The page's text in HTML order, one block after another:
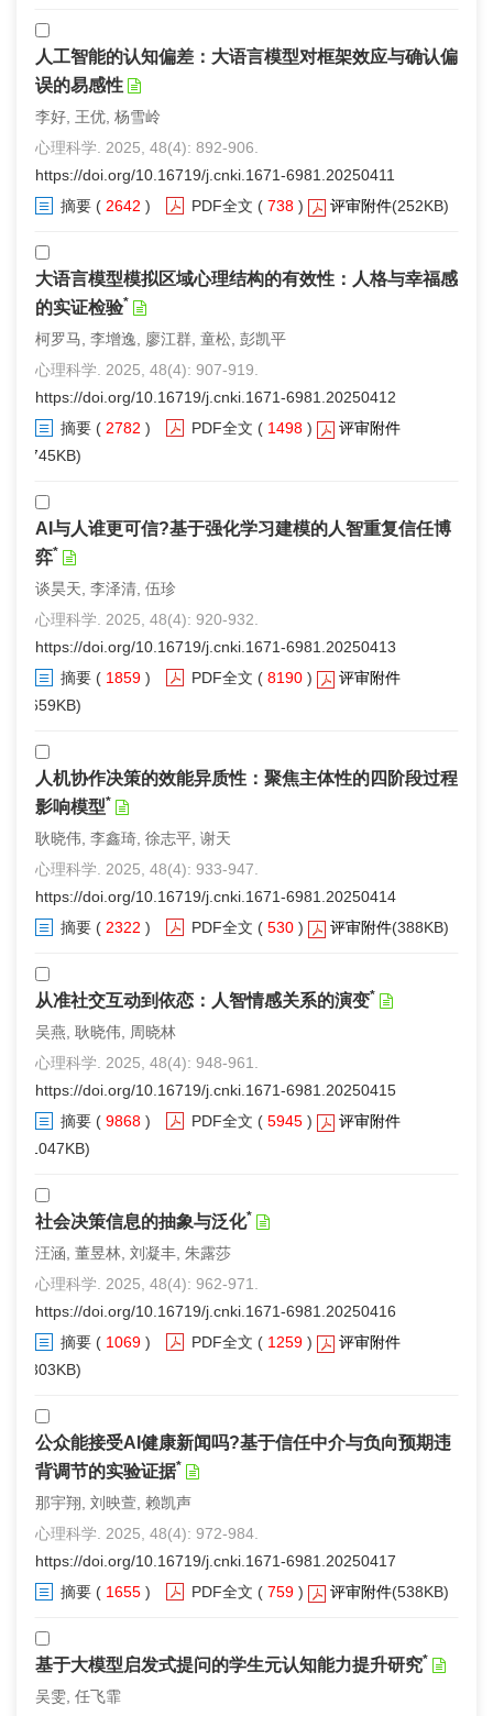
人工智能的认知偏差：大语言模型对框架效应与确认偏
误的易感性
李好, 王优, 杨雪岭
心理科学. 2025, 48(4): 892-906.
https://doi.org/10.16719/j.cnki.1671-6981.20250411
摘要 ( 2642 ) PDF全文 ( 738 ) 评审附件(252KB)
大语言模型模拟区域心理结构的有效性：人格与幸福感
的实证检验*
柯罗马, 李增逸, 廖江群, 童松, 彭凯平
心理科学. 2025, 48(4): 907-919.
https://doi.org/10.16719/j.cnki.1671-6981.20250412
摘要 ( 2782 ) PDF全文 ( 1498 )
评审附件
(745KB)
AI与人谁更可信?基于强化学习建模的人智重复信任博
弈*
谈昊天, 李泽清, 伍珍
心理科学. 2025, 48(4): 920-932.
https://doi.org/10.16719/j.cnki.1671-6981.20250413
摘要 ( 1859 ) PDF全文 ( 8190 )
评审附件
(659KB)
人机协作决策的效能异质性：聚焦主体性的四阶段过程
影响模型*
耿晓伟, 李鑫琦, 徐志平, 谢天
心理科学. 2025, 48(4): 933-947.
https://doi.org/10.16719/j.cnki.1671-6981.20250414
摘要 ( 2322 ) PDF全文 ( 530 ) 评审附件(388KB)
从准社交互动到依恋：人智情感关系的演变*
吴燕, 耿晓伟, 周晓林
心理科学. 2025, 48(4): 948-961.
https://doi.org/10.16719/j.cnki.1671-6981.20250415
摘要 ( 9868 ) PDF全文 ( 5945 )
评审附件
(1047KB)
社会决策信息的抽象与泛化*
汪涵, 董昱林, 刘凝丰, 朱露莎
心理科学. 2025, 48(4): 962-971.
https://doi.org/10.16719/j.cnki.1671-6981.20250416
摘要 ( 1069 ) PDF全文 ( 1259 )
评审附件
(303KB)
公众能接受AI健康新闻吗?基于信任中介与负向预期违
背调节的实验证据*
那宇翔, 刘映萱, 赖凯声
心理科学. 2025, 48(4): 972-984.
https://doi.org/10.16719/j.cnki.1671-6981.20250417
摘要 ( 1655 ) PDF全文 ( 759 ) 评审附件(538KB)
基于大模型启发式提问的学生元认知能力提升研究*
吴雯, 任飞霏